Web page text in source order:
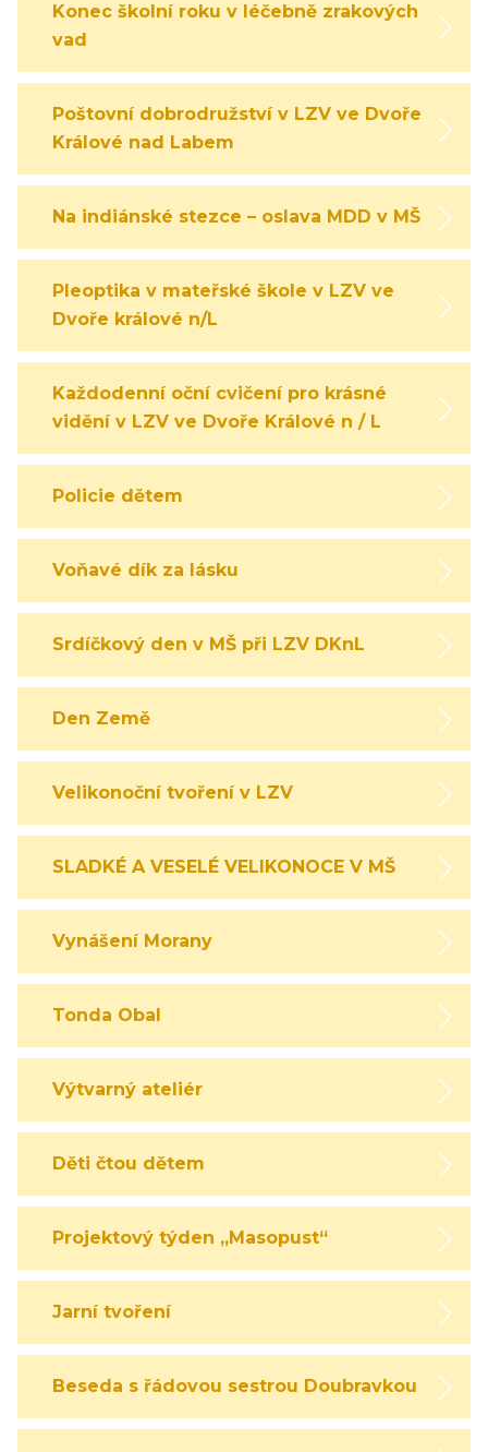
Konec školní roku v léčebně zrakových
vad
Poštovní dobrodružství v LZV ve Dvoře
Králové nad Labem
Na indiánské stezce – oslava MDD v MŠ
Pleoptika v mateřské škole v LZV ve
Dvoře králové n/L
Každodenní oční cvičení pro krásné
vidění v LZV ve Dvoře Králové n / L
Policie dětem
Voňavé dík za lásku
Srdíčkový den v MŠ při LZV DKnL
Den Země
Velikonoční tvoření v LZV
SLADKÉ A VESELÉ VELIKONOCE V MŠ
Vynášení Morany
Tonda Obal
Výtvarný ateliér
Děti čtou dětem
Projektový týden „Masopust“
Jarní tvoření
Beseda s řádovou sestrou Doubravkou